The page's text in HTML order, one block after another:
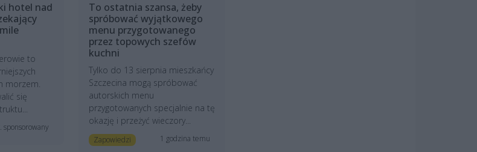
hotel nad
to
morzem.
się
sponsorowany
To ostatnia szansa, żeby
spróbować wyjątkowego
menu przygotowanego
przez topowych szefów
kuchni
Tylko do 13 sierpnia mieszkańcy
Szczecina mogą spróbować
autorskich menu
przygotowanych specjalnie na tę
okazję i przeżyć wieczory...
Zapowiedzi 1 godzina temu